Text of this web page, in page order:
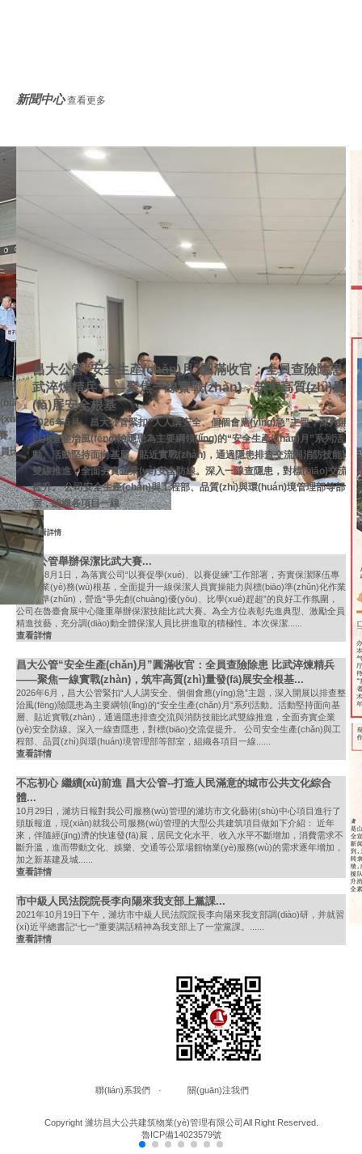
新聞中心 查看更多
保潔
。為
比拼
昌大公管“安全生產(chǎn)月”圓滿收官：全員查險除患 比
武淬煉精兵 ——聚焦一線實戰(zhàn)，筑牢高質(zhì)量發
(fā)展安全根基
2026年6月，昌大公管緊扣“人人講安全、個個會應(yīng)急”主題，深入開展
以排查整治風(fēng)險隱患為主要綱領(lǐng)的“安全生產(chǎn)月”系列活
動。活動堅持面向基層、貼近實戰(zhàn)，通過隱患排查交流與消防技能比武
雙線推進，全面夯實企業(yè)安全防線。深入一線查隱患，對標(biāo)交流促
提升。 公司安全生產(chǎn)與工程部、品質(zhì)與環(huán)境管理部等部
室，組織各項目一線
查看詳情
昌大公管舉辦保潔比武大賽...
2026年8月1日，為落實公司“以賽促學(xué)、以賽促練”工作部署，夯實保潔隊伍專
業(yè)業(yè)務(wù)根基，全面提升一線保潔人員實操能力與標(biāo)準(zhǔn)化作業
(yè)水準(zhǔn)，營造“爭先創(chuàng)優(yōu)、比學(xué)趕超”的良好工作氛圍，
公司在魯臺會展中心隆重舉辦保潔技能比武大賽。為全方位表彰先進典型、激勵全員
精進技藝，充分調(diào)動全體保潔人員比拼進取的積極性。本次保潔......
查看詳情
昌大公管“安全生產(chǎn)月”圓滿收官：全員查險除患 比武淬煉精兵
——聚焦一線實戰(zhàn)，筑牢高質(zhì)量發(fā)展安全根基...
2026年6月，昌大公管緊扣“人人講安全、個個會應(yīng)急”主題，深入開展以排查整
治風(fēng)險隱患為主要綱領(lǐng)的“安全生產(chǎn)月”系列活動。活動堅持面向基
層、貼近實戰(zhàn)，通過隱患排查交流與消防技能比武雙線推進，全面夯實企業
(yè)安全防線。深入一線查隱患，對標(biāo)交流促提升。 公司安全生產(chǎn)與工
程部、品質(zhì)與環(huán)境管理部等部室，組織各項目一線......
查看詳情
不忘初心 繼續(xù)前進 昌大公管--打造人民滿意的城市公共文化綜合
體...
10月29日，濰坊日報對我公司服務(wù)管理的濰坊市文化藝術(shù)中心項目進行了
頭版報道，現(xiàn)就我公司服務(wù)管理的大型公共建筑項目做如下介紹： 近年
來，伴隨經(jīng)濟的快速發(fā)展，居民文化水平、收入水平不斷增加，消費需求不
斷升溫，進而帶動文化、娛樂、交通等公眾場館物業(yè)服務(wù)的需求逐年增加，
加之新基建及城......
查看詳情
市中級人民法院院長李向陽來我支部上黨課...
2021年10月19日下午，濰坊市中級人民法院院長李向陽來我支部調(diào)研，并就習
(xí)近平總書記“七一”重要講話精神為我支部上了一堂黨課。......
查看詳情
聯(lián)系我們 · 關(guān)注我們
Copyright 濰坊昌大公共建筑物業(yè)管理有限公司All Right Reserved.
魯ICP備14023579號